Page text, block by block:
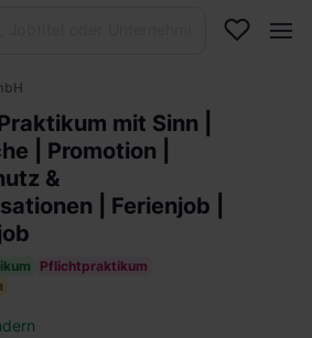
mit Sinn |
| Promotion |
&
| Ferienjob |
Pflichtpraktikum